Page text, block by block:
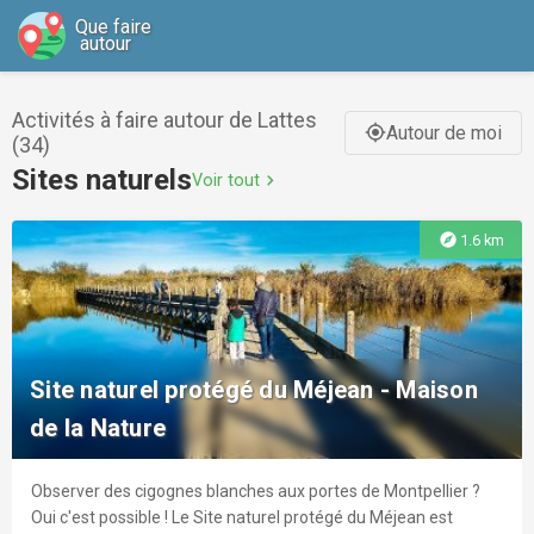
Que faire
autour
Activités à faire autour de Lattes
(34)
gps_fixedAutour de moi
Sites naturelsVoir tout chevron_right
explore 1.6 km
Site naturel protégé du Méjean - Maison
de la Nature
Observer des cigognes blanches aux portes de Montpellier ?
Oui c'est possible ! Le Site naturel protégé du Méjean est